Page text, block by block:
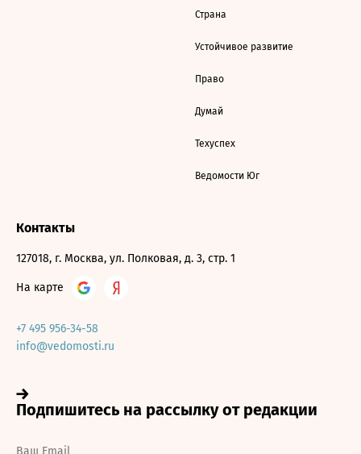
Страна
Устойчивое развитие
Право
Думай
Техуспех
Ведомости Юг
Контакты
127018, г. Москва, ул. Полковая, д. 3, стр. 1
На карте
+7 495 956-34-58
info@vedomosti.ru